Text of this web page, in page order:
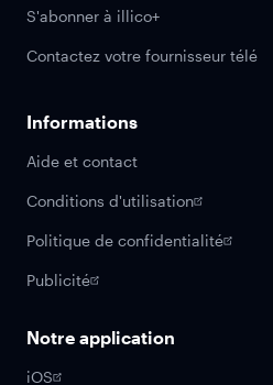
S'abonner à illico+
Contactez votre fournisseur télé
Informations
Aide et contact
Conditions d'utilisation
Politique de confidentialité
Publicité
Notre application
iOS